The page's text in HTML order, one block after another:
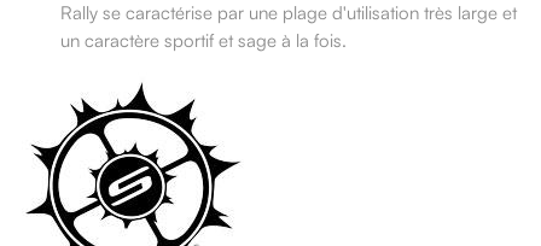
Rally se caractérise par une plage d'utilisation très large et
un caractère sportif et sage à la fois.